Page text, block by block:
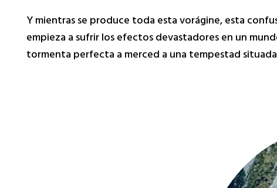
Y mientras se produce toda esta vorágine, esta
empieza a sufrir los efectos devastadores en un
tormenta perfecta a merced a una tempestad